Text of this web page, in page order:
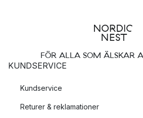
FÖR ALLA SOM ÄLSKAR
KUNDSERVICE
Kundservice
Returer & reklamationer